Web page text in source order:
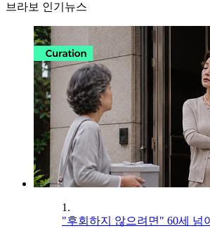
브라보 인기뉴스
1.
"후회하지 않으려면" 60세 넘